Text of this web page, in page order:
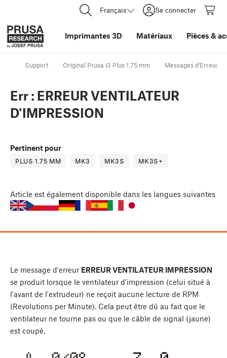
Français Se connecter
Imprimantes 3D Matériaux Pièces &
Support Original Prusa i3 Plus 1.75 mm Messages d'Erreur
Err : ERREUR VENTILATEUR
D'IMPRESSION
Pertinent pour
PLUS 1.75 MM MK3 MK3S MK3S+
Article est également disponible dans les langues suivantes
Le message d'erreur ERREUR VENTILATEUR IMPRESSION
se produit lorsque le ventilateur d'impression (celui situé à
l'avant de l'extrudeur) ne reçoit aucune lecture de RPM
(Revolutions per Minute). Cela peut être dû au fait que le
ventilateur ne tourne pas ou que le câble de signal (jaune)
est coupé.